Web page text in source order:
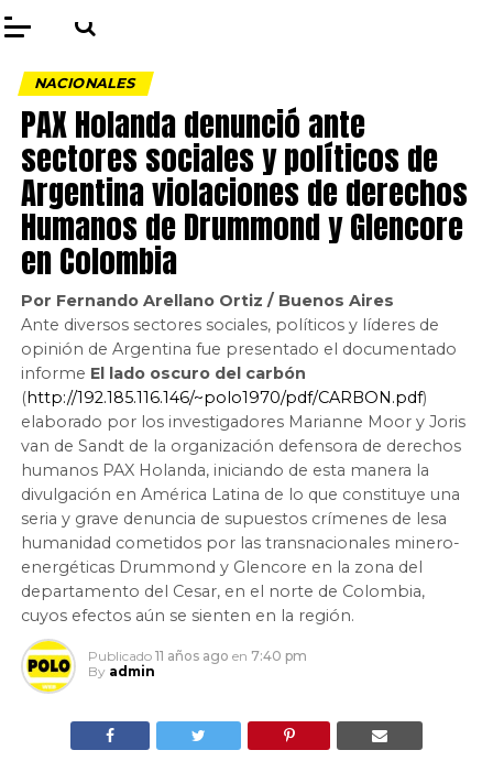
NACIONALES
PAX Holanda denunció ante
sectores sociales y políticos de
Argentina violaciones de derechos
Humanos de Drummond y Glencore
en Colombia
Por Fernando Arellano Ortiz / Buenos Aires
Ante diversos sectores sociales, políticos y líderes de
opinión de Argentina fue presentado el documentado
informe El lado oscuro del carbón
(http://192.185.116.146/~polo1970/pdf/CARBON.pdf)
elaborado por los investigadores Marianne Moor y Joris
van de Sandt de la organización defensora de derechos
humanos PAX Holanda, iniciando de esta manera la
divulgación en América Latina de lo que constituye una
seria y grave denuncia de supuestos crímenes de lesa
humanidad cometidos por las transnacionales minero-
energéticas Drummond y Glencore en la zona del
departamento del Cesar, en el norte de Colombia,
cuyos efectos aún se sienten en la región.
Publicado 11 años ago en 7:40 pm
By admin